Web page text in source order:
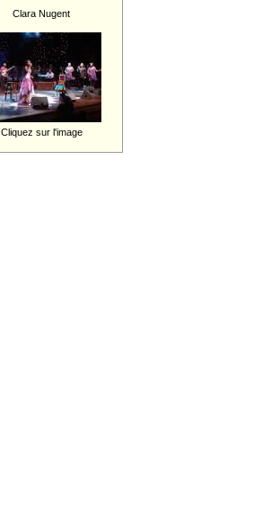
Clara Nugent
Cliquez sur l'image